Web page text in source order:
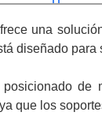
una
diseñado para
de
que los